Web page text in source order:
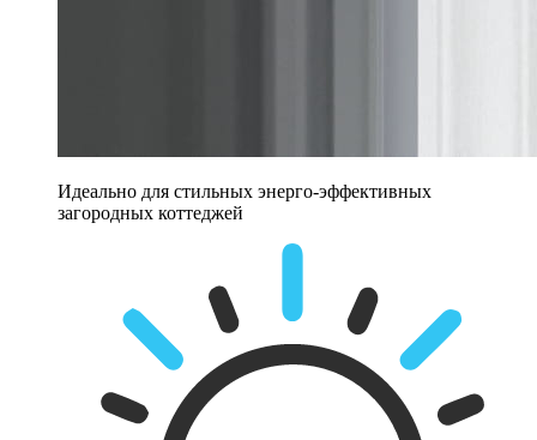
Идеально для стильных энерго-эффективных
загородных коттеджей